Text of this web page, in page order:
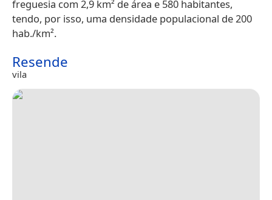
freguesia com 2,9 km² de área e 580 habitantes,
tendo, por isso, uma densidade populacional de 200
hab./km².
Resende
vila